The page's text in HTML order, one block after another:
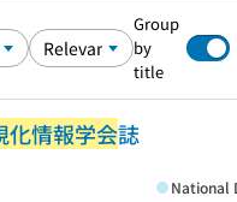
Group
by
title
化情報学会誌
National